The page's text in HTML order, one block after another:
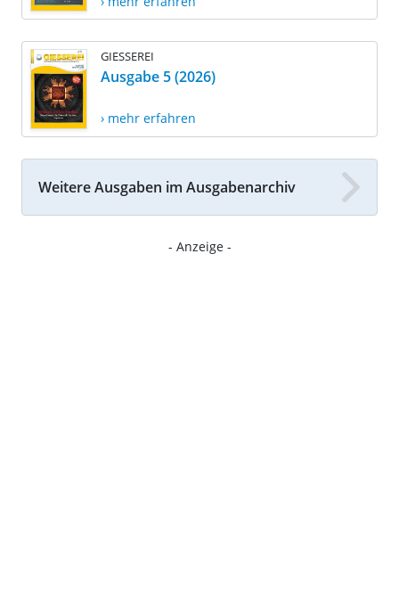
GIESSEREI
Ausgabe 5 (2026)
› mehr erfahren
Weitere Ausgaben im Ausgabenarchiv
- Anzeige -